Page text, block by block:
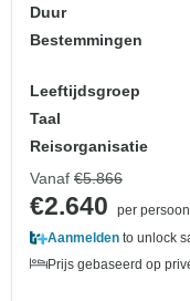
Duur
Bestemmingen
Leeftijdsgroep
Taal
Reisorganisatie
Vanaf €5.866
€2.640
per persoon
Aanmelden to unlock
Prijs gebaseerd op